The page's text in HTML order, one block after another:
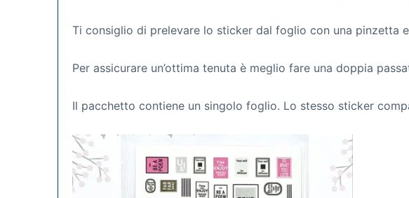
Ti consiglio di prelevare lo sticker dal foglio con una pinzetta
Per assicurare un’ottima tenuta è meglio fare una doppia
Il pacchetto contiene un singolo foglio. Lo stesso sticker